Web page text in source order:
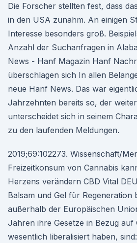
Die Forscher stellten fest, dass
in den USA zunahm. An einigen
Interesse besonders groß.
Anzahl der Suchanfragen in
News - Hanf Magazin Hanf
überschlagen sich In allen
neue Hanf News. Das war
Jahrzehnten bereits so, der
unterscheidet sich in seinem
zu den laufenden Meldungen.
2019;69:102273. Wissenschaft/
Freizeitkonsum von Cannabis
Herzens verändern CBD Vital
Balsam und Gel für Regeneration
außerhalb der Europäischen
Jahren ihre Gesetze in Bezug auf
wesentlich liberalisiert haben,